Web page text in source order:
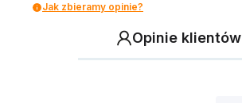
Jak zbieramy opinie?
Opinie klientów